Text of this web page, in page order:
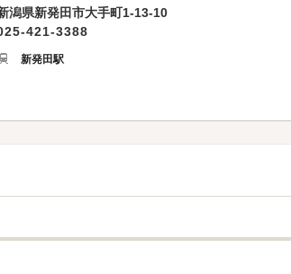
潟県新発田市大手町1-13-10
421-3388
新発田駅